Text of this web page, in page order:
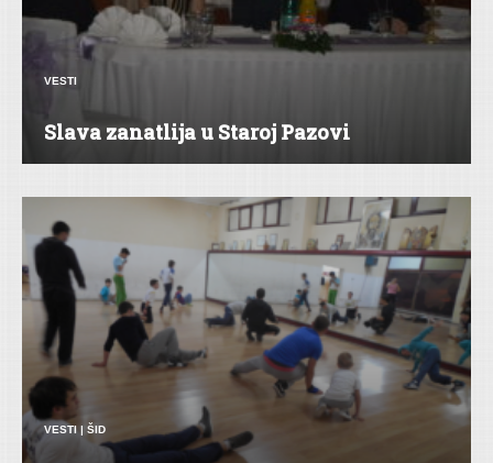
VESTI
Slava zanatlija u Staroj Pazovi
VESTI| ŠID